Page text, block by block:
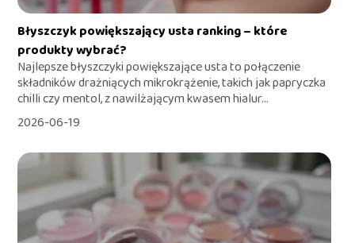
Błyszczyk powiększający usta ranking – które
produkty wybrać?
Najlepsze błyszczyki powiększające usta to połączenie
składników drażniących mikrokrążenie, takich jak papryczka
chilli czy mentol, z nawilżającym kwasem hialur...
2026-06-19